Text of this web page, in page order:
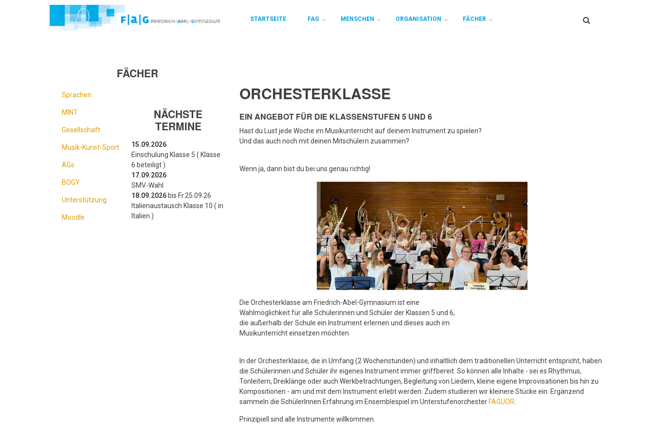
STARTSEITE FAG MENSCHEN ORGANISATION FÄCHER
ORCHESTERKLASSE
EIN ANGEBOT FÜR DIE KLASSENSTUFEN 5 UND 6
Hast du Lust jede Woche im Musikunterricht auf deinem Instrument zu spielen?
Und das auch noch mit deinen Mitschülern zusammen?
Wenn ja, dann bist du bei uns genau richtig!
Die Orchesterklasse am Friedrich-Abel-Gymnasium ist eine
Wahlmöglichkeit für alle Schülerinnen und Schüler der Klassen 5 und 6,
die außerhalb der Schule ein Instrument erlernen und dieses auch im
Musikunterricht einsetzen möchten.
In der Orchesterklasse, die in Umfang (2 Wochenstunden) und inhaltlich dem traditionellen Unterricht entspricht, haben
die Schülerinnen und Schüler ihr eigenes Instrument immer griffbereit. So können alle Inhalte - sei es Rhythmus,
Tonleitern, Dreiklänge oder auch Werkbetrachtungen, Begleitung von Liedern, kleine eigene Improvisationen bis hin zu
Kompositionen - am und mit dem Instrument erlebt werden. Zudem studieren wir kleinere Stücke ein. Ergänzend
sammeln die SchülerInnen Erfahrung im Ensemblespiel im Unterstufenorchester FAGUOR.
Prinzipiell sind alle Instrumente willkommen.
FÄCHER
Sprachen
MINT
Gesellschaft
Musik-Kunst-Sport
AGs
BOGY
Unterstützung
Moodle
NÄCHSTE
TERMINE
15.09.2026
Einschulung Klasse 5 ( Klasse
6 beteiligt )
17.09.2026
SMV-Wahl
18.09.2026 bis Fr.25.09.26
Italienaustausch Klasse 10 ( in
Italien )